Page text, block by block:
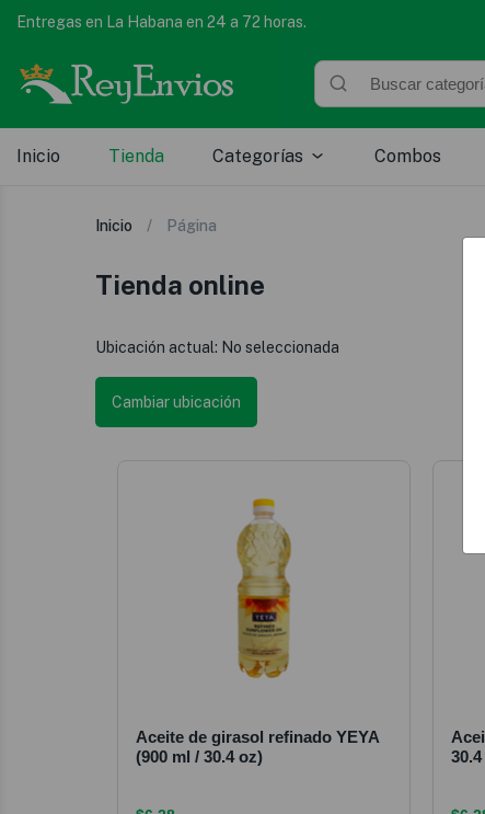
Entregas en La Habana en 24 a 72 horas.
Inicio Tienda Categorías Combos
Inicio Página
Tienda online
Ubicación actual: No seleccionada
Cambiar ubicación